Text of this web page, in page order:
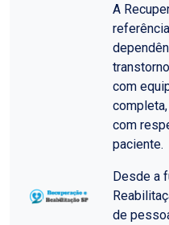
A
com
com
paciente.
Desde a
de